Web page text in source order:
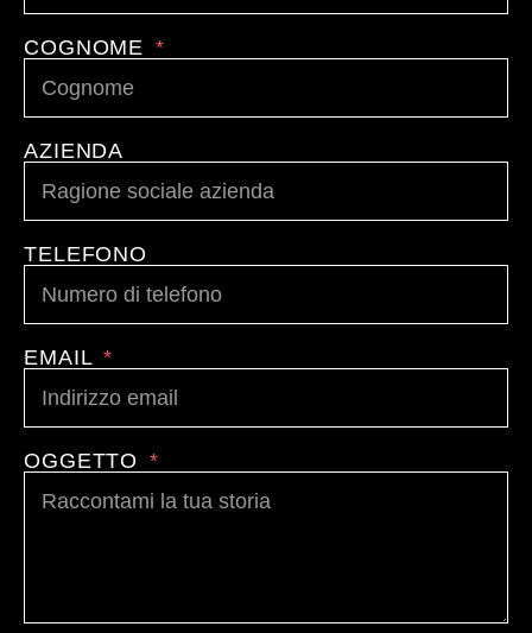
COGNOME
AZIENDA
TELEFONO
EMAIL
OGGETTO